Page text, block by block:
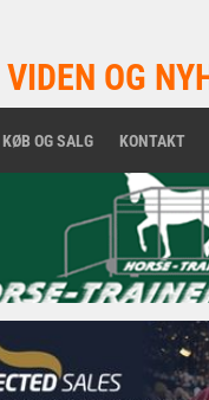
OG
KØB OG SALG KONTAKT